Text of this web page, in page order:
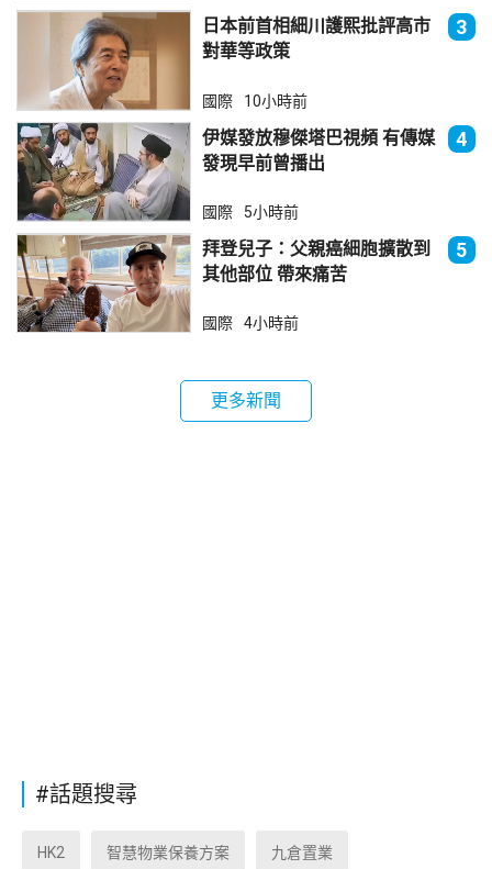
日本前首相細川護熙批評高市
對華等政策
3
國際 10小時前
伊媒發放穆傑塔巴視頻 有傳媒
發現早前曾播出
4
國際 5小時前
拜登兒子：父親癌細胞擴散到
其他部位 帶來痛苦
5
國際 4小時前
更多新聞
#話題搜尋
HK2 智慧物業保養方案 九倉置業